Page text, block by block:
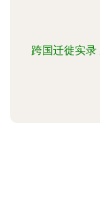
跨国迁徙实